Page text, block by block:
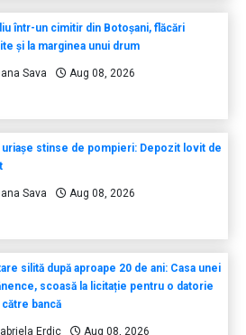
într-un cimitir din Botoșani, flăcări
și la marginea unui drum
Sava Aug 08, 2026
uriașe stinse de pompieri: Depozit lovit de
Sava Aug 08, 2026
silită după aproape 20 de ani: Casa unei
scoasă la licitație pentru o datorie
bancă
Erdic Aug 08, 2026